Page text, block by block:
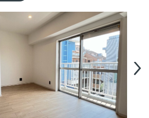
不動産買取り無料査定
サービスについて